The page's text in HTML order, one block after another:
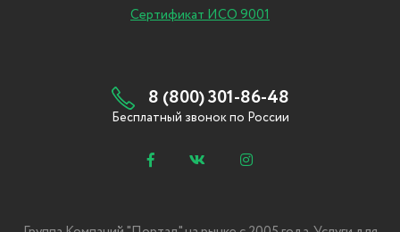
Сертификат ИСО 9001
8 (800) 301-86-48
Бесплатный звонок по России